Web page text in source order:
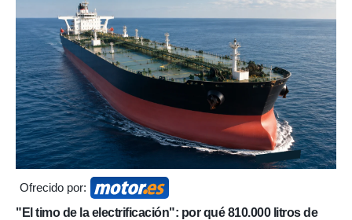
Ofrecido por:
"El timo de la electrificación": por qué 810.000 litros de